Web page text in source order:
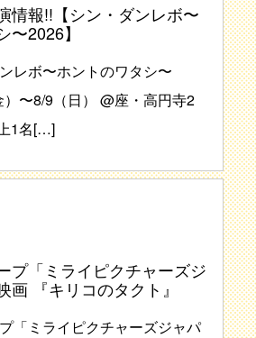
情報!!【シン・ダンレボ〜
〜2026】
レボ〜ホントのワタシ〜
〜8/9（日） @座・高円寺2
1名[…]
プ「ミライピクチャーズジ
画 『キリコのタクト』
「ミライピクチャーズジャパ